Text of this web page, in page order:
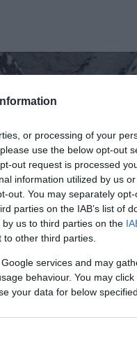
or processing of your
use the below opt-out
out request is processed
information utilized by us
out. You may separately
parties on the IAB’s list of
us to third parties on the
other third parties.
services and may
behaviour. You may
your data for below
της
που
(βίντεο)